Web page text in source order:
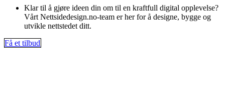
Klar til å gjøre ideen din om til en kraftfull digital opplevelse?
Vårt Nettsidedesign.no-team er her for å designe, bygge og
utvikle nettstedet ditt.
Få et tilbud